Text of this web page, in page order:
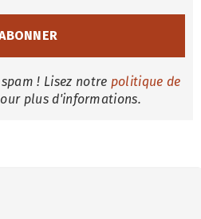
! Lisez notre politique de
plus d'informations.